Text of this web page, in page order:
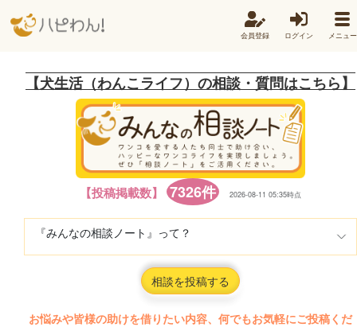
会員登録 ログイン メニュー
【犬生活（わんこライフ）の相談・質問はこちら】
【投稿掲載数】 7326件 2026-08-11 05:35時点
『みんなの相談ノート』って？
相談を投稿する
お悩みや皆様の助けを借りたい内容、何でもお気軽にご投稿くだ